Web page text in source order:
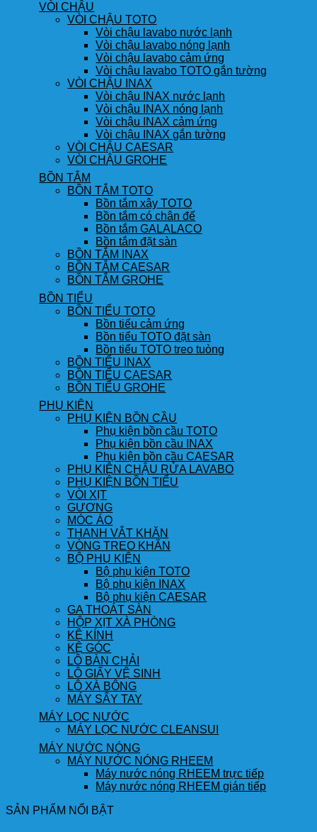
VÒI CHẬU
VÒI CHẬU TOTO
Vòi chậu lavabo nước lạnh
Vòi chậu lavabo nóng lạnh
Vòi chậu lavabo cảm ứng
Vòi chậu lavabo TOTO gắn tường
VÒI CHẬU INAX
Vòi chậu INAX nước lạnh
Vòi chậu INAX nóng lạnh
Vòi chậu INAX cảm ứng
Vòi chậu INAX gắn tường
VÒI CHẬU CAESAR
VÒI CHẬU GROHE
BỒN TẮM
BỒN TẮM TOTO
Bồn tắm xây TOTO
Bồn tắm có chân đế
Bồn tắm GALALACO
Bồn tắm đặt sàn
BỒN TẮM INAX
BỒN TẮM CAESAR
BỒN TẮM GROHE
BỒN TIỂU
BỒN TIỂU TOTO
Bồn tiểu cảm ứng
Bồn tiểu TOTO đặt sàn
Bồn tiểu TOTO treo tuòng
BỒN TIỂU INAX
BỒN TIỂU CAESAR
BỒN TIỂU GROHE
PHỤ KIỆN
PHỤ KIỆN BỒN CẦU
Phụ kiện bồn cầu TOTO
Phụ kiện bồn cầu INAX
Phụ kiện bồn cầu CAESAR
PHỤ KIỆN CHẬU RỬA LAVABO
PHỤ KIỆN BỒN TIỂU
VÒI XỊT
GƯƠNG
MÓC ÁO
THANH VẮT KHĂN
VÒNG TREO KHĂN
BỘ PHỤ KIỆN
Bộ phụ kiện TOTO
Bộ phụ kiện INAX
Bộ phụ kiện CAESAR
GA THOÁT SÀN
HỘP XỊT XÀ PHÒNG
KỆ KÍNH
KỆ GÓC
LÔ BÀN CHẢI
LÔ GIẤY VỆ SINH
LÔ XÀ BÔNG
MÁY SẤY TAY
MÁY LỌC NƯỚC
MÁY LỌC NƯỚC CLEANSUI
MÁY NƯỚC NÓNG
MÁY NƯỚC NÓNG RHEEM
Máy nước nóng RHEEM trực tiếp
Máy nước nóng RHEEM gián tiếp
SẢN PHẨM NỔI BẬT